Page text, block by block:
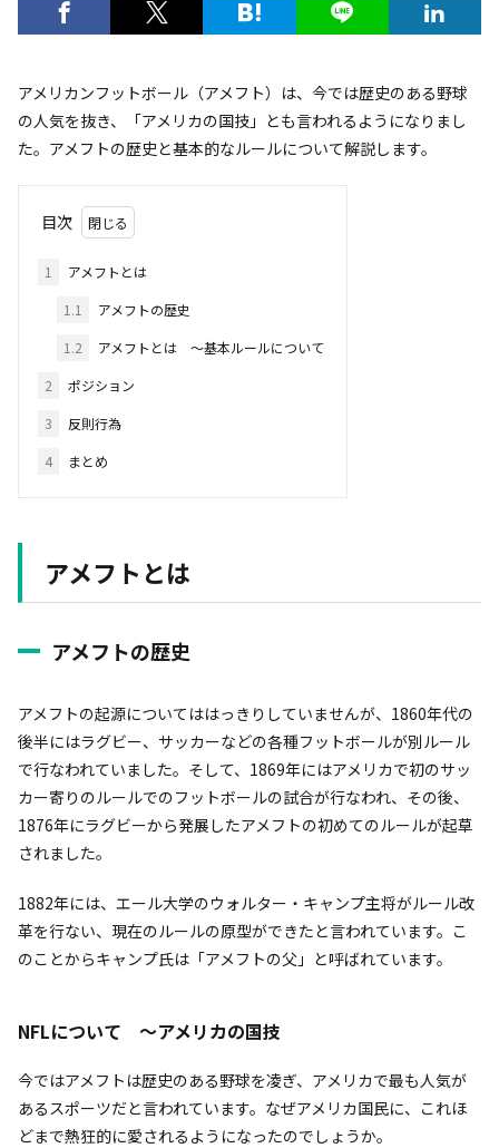
アメリカンフットボール（アメフト）は、今では歴史のある野球
の人気を抜き、「アメリカの国技」とも言われるようになりまし
た。アメフトの歴史と基本的なルールについて解説します。
目次
1
アメフトとは
1.1
アメフトの歴史
1.2
アメフトとは 〜基本ルールについて
2
ポジション
3
反則行為
4
まとめ
アメフトとは
アメフトの歴史
アメフトの起源についてははっきりしていませんが、1860年代の
後半にはラグビー、サッカーなどの各種フットボールが別ルール
で行なわれていました。そして、1869年にはアメリカで初のサッ
カー寄りのルールでのフットボールの試合が行なわれ、その後、
1876年にラグビーから発展したアメフトの初めてのルールが起草
されました。
1882年には、エール大学のウォルター・キャンプ主将がルール改
革を行ない、現在のルールの原型ができたと言われています。こ
のことからキャンプ氏は「アメフトの父」と呼ばれています。
NFLについて ～アメリカの国技
今ではアメフトは歴史のある野球を凌ぎ、アメリカで最も人気が
あるスポーツだと言われています。なぜアメリカ国民に、これほ
どまで熱狂的に愛されるようになったのでしょうか。